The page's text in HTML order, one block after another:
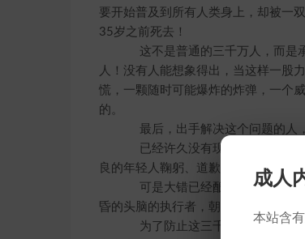
成人
本站含
要开始普及到所有人类身上，却被一
35岁之前死去！
这不是普通的三千万人，而是承
人！没有人能想象得出，当这样一股
慌，一颗随时可能爆炸的炸弹，一个
的。
最后，出手解决这个问题的人，
已经许久没有现身的叶玄亲自出
良的年轻人鞠躬、道歉！承认没有经
可是大错已经酿成，就算为人类
昏的头脑的执行者，朝这些年轻人道
为了防止这三千万基因改良者闹